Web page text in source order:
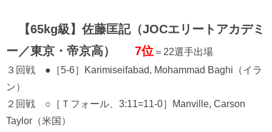
【65kg級】佐藤匡記（JOCエリートアカデミ
ー／東京・帝京高）
7位 ＝22選手出場
３回戦 ●［5-6］Karimiseifabad, Mohammad Baghi（イラ
ン）
２回戦 ○［Ｔフォール、3:11=11-0］Manville, Carson
Taylor（米国）